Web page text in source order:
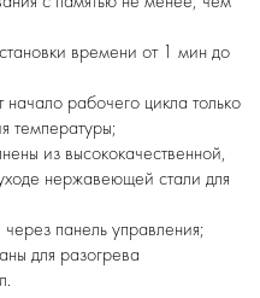
времени от 1 мин до
рабочего цикла только
температуры;
из высококачественной,
нержавеющей стали для
панель управления;
для разогрева